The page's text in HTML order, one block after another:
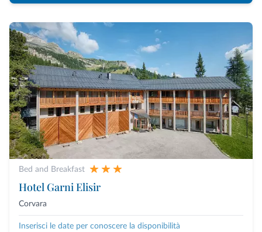
Bed and Breakfast
Hotel Garni Elisir
Corvara
Inserisci le date per conoscere la disponibilità